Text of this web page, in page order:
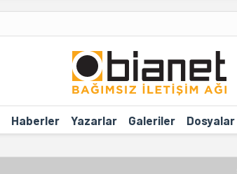
Haberler Yazarlar Galeriler Dosyalar